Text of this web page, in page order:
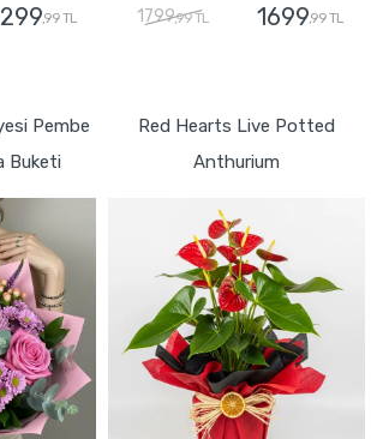
,99 TL 1799,99 TL 1699,99 TL
Pembe
Buketi
Red Hearts Live Potted
Anthurium